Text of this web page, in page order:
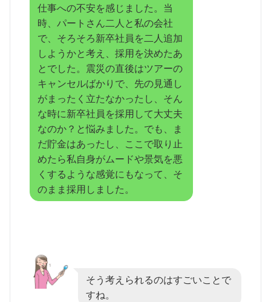
仕事への不安を感じました。当
時、パートさん二人と私の会社
で、そろそろ新卒社員を二人追加
しようかと考え、採用を決めたあ
とでした。震災の直後はツアーの
キャンセルばかりで、先の見通し
がまったく立たなかったし、そん
な時に新卒社員を採用して大丈夫
なのか？と悩みました。でも、ま
だ貯金はあったし、ここで取り止
めたら私自身がムードや景気を悪
くするような感覚にもなって、そ
のまま採用しました。
そう考えられるのはすごいことで
すね。